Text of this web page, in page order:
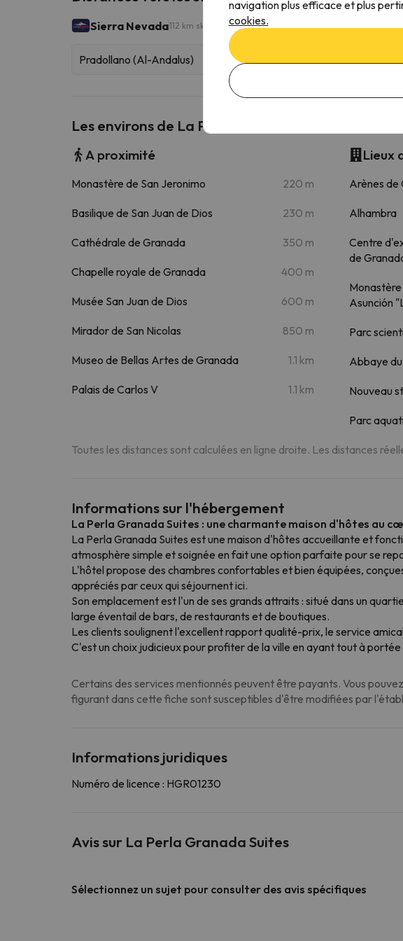
Sierra Nevada112 km skiables
Pradollano (Al-Andalus)
Les environs de La Perla Granada Suites
A proximité
Monastère de San Jeronimo 220 m
Basilique de San Juan de Dios 230 m
Cathédrale de Granada 350 m
Chapelle royale de Granada 400 m
Musée San Juan de Dios 600 m
Mirador de San Nicolas 850 m
Museo de Bellas Artes de Granada 1.1 km
Palais de Carlos V 1.1 km
Lieux
Arènes de
Alhambra
Centre
de
Asunción
Parc
Abbaye
Nouveau
Parc
Toutes les distances sont calculées en ligne droite. Les distances
Informations sur l'hébergement
La Perla Granada Suites : une charmante maison d'hôtes au
La Perla Granada Suites est une maison d'hôtes accueillante et
atmosphère simple et soignée en fait une option parfaite pour se
L'hôtel propose des chambres confortables et bien équipées,
appréciés par ceux qui séjournent ici.
Son emplacement est l'un de ses grands attraits : situé dans un
large éventail de bars, de restaurants et de boutiques.
Les clients soulignent l'excellent rapport qualité-prix, le service
C'est un choix judicieux pour profiter de la ville en ayant tout à portée
Certains des services mentionnés peuvent être payants. Vous
figurant dans cette fiche sont susceptibles d'être modifiées par
Informations juridiques
Numéro de licence : HGR01230
Avis sur La Perla Granada Suites
Sélectionnez un sujet pour consulter des avis spécifiques
navigation plus efficace et plus
cookies.